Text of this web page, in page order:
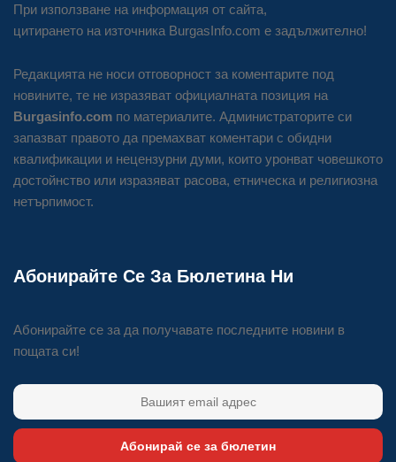
При използване на информация от сайта,
цитирането на източника BurgasInfo.com е задължително!
Редакцията не носи отговорност за коментарите под
новините, те не изразяват официалната позиция на
Burgasinfo.com по материалите. Администраторите си
запазват правото да премахват коментари с обидни
квалификации и нецензурни думи, които уронват човешкото
достойнство или изразяват расова, етническа и религиозна
нетърпимост.
Абонирайте Се За Бюлетина Ни
Абонирайте се за да получавате последните новини в
пощата си!
Абонирай се за бюлетин